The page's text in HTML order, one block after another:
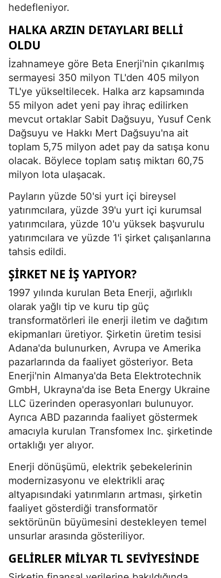
hedefleniyor.
HALKA ARZIN DETAYLARI BELLI
OLDU
İzahnameye göre Beta Enerji'nin çıkarılmış
sermayesi 350 milyon TL'den 405 milyon
TL'ye yükseltilecek. Halka arz kapsamında
55 milyon adet yeni pay ihraç edilirken
mevcut ortaklar Sabit Dağsuyu, Yusuf Cenk
Dağsuyu ve Hakkı Mert Dağsuyu'na ait
toplam 5,75 milyon adet pay da satışa konu
olacak. Böylece toplam satış miktarı 60,75
milyon lota ulaşacak.
Payların yüzde 50'si yurt içi bireysel
yatırımcılara, yüzde 39'u yurt içi kurumsal
yatırımcılara, yüzde 10'u yüksek başvurulu
yatırımcılara ve yüzde 1'i şirket çalışanlarına
tahsis edildi.
ŞIRKET NE IŞ YAPIYOR?
1997 yılında kurulan Beta Enerji, ağırlıklı
olarak yağlı tip ve kuru tip güç
transformatörleri ile enerji iletim ve dağıtım
ekipmanları üretiyor. Şirketin üretim tesisi
Adana'da bulunurken, Avrupa ve Amerika
pazarlarında da faaliyet gösteriyor. Beta
Enerji'nin Almanya'da Beta Elektrotechnik
GmbH, Ukrayna'da ise Beta Energy Ukraine
LLC üzerinden operasyonları bulunuyor.
Ayrıca ABD pazarında faaliyet göstermek
amacıyla kurulan Transfomex Inc. şirketinde
ortaklığı yer alıyor.
Enerji dönüşümü, elektrik şebekelerinin
modernizasyonu ve elektrikli araç
altyapısındaki yatırımların artması, şirketin
faaliyet gösterdiği transformatör
sektörünün büyümesini destekleyen temel
unsurlar arasında gösteriliyor.
GELIRLER MILYAR TL SEVIYESINDE